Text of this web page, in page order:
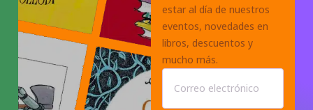
estar al día de nuestros
eventos, novedades en
libros, descuentos y
mucho más.